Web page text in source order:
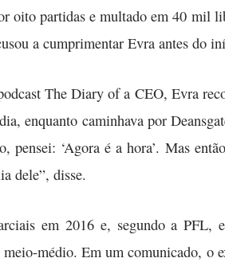
oito partidas e multado em 40 mil
a cumprimentar Evra antes do
The Diary of a CEO, Evra
enquanto caminhava por
pensei: ‘Agora é a hora’. Mas
dele”, disse.
em 2016 e, segundo a PFL,
médio. Em um comunicado, o